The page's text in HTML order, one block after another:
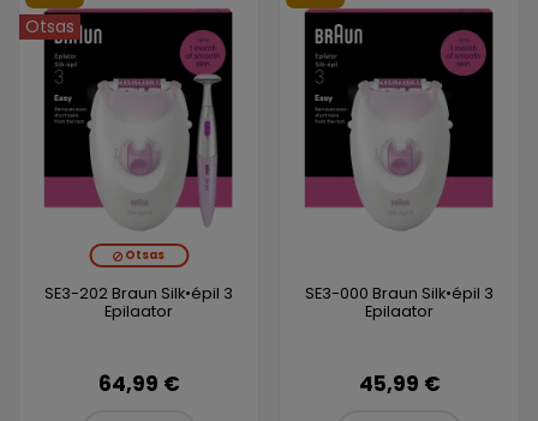
Otsas
Otsas
SE3-202 Braun Silk•épil 3
Epilaator
64,99 €
SE3-000 Braun Silk•épil 3
Epilaator
45,99 €